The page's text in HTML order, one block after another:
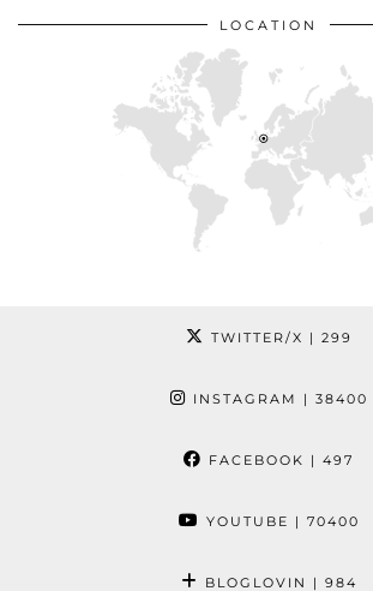
LOCATION
TWITTER/X | 299
INSTAGRAM | 38400
FACEBOOK | 497
YOUTUBE | 70400
BLOGLOVIN | 984